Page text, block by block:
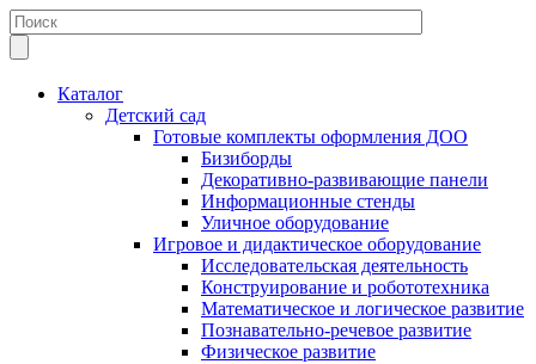
Каталог
Детский сад
Готовые комплекты оформления ДОО
Бизиборды
Декоративно-развивающие панели
Информационные стенды
Уличное оборудование
Игровое и дидактическое оборудование
Исследовательская деятельность
Конструирование и робототехника
Математическое и логическое развитие
Познавательно-речевое развитие
Физическое развитие